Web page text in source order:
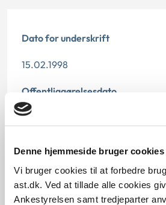
Denne hjemmeside bruger cookies
Vi bruger cookies til at forbedre
ast.dk. Ved at tillade alle cookies
Ankestyrelsen samt tredjeparter
Dato for underskrift
15.02.1998
Offentliggørelsesdato
12.07.2013
§ 59 § 116
Journalnummer